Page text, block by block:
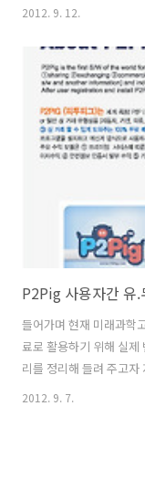
력을 구성하고 "파이어
연구활동을 시작하였다.
패한 P2Pig를 개발해
다. 허나 연구가 시작되
로 연구가 진행 되었다.
2012. 9. 12.
들어가며 현재 미래과학
료로 활용하기 위해 실
리를 정리해 들려 주고
어 정리해 보기로 하였다
개발한 디지털 문양컨텐
2012. 9. 7.